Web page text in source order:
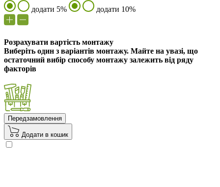
додати 5%
додати 10%
Розрахувати вартість монтажу
Виберіть один з варіантів монтажу. Майте на увазі, що
остаточний вибір способу монтажу залежить від ряду
факторів
Передзамовлення
Додати в кошик